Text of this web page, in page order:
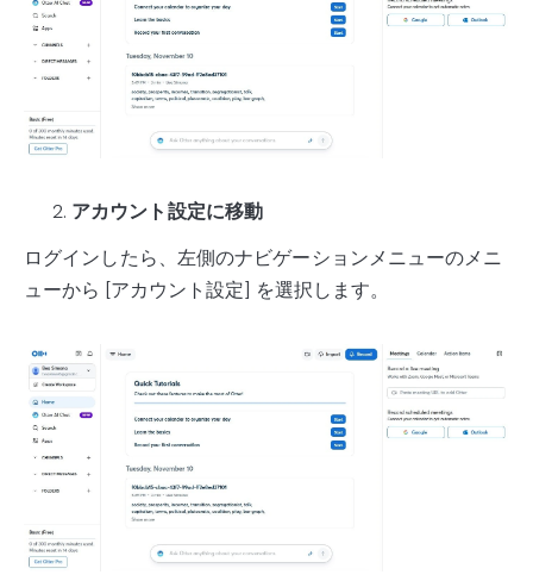
アカウント設定に移動
ログインしたら、左側のナビゲーションメニューのメニ
ューから [アカウント設定] を選択します。